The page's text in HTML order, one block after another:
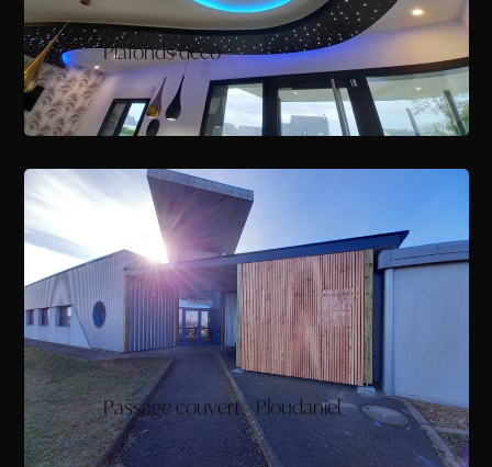
Plafonds déco
Passage couvert - Ploudaniel